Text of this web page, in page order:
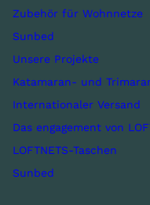
Zubehör für Wohnnetze
Sunbed
Unsere Projekte
Katamaran- und
Internationaler Versand
Das engagement von
LOFTNETS-Taschen
Sunbed